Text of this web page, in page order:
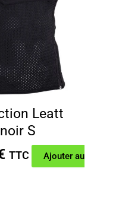
Leatt
S
Le
TTC
Ajouter au